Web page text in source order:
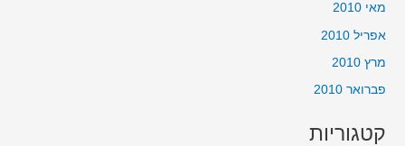
מאי 2010
אפריל 2010
מרץ 2010
פברואר 2010
קטגוריות